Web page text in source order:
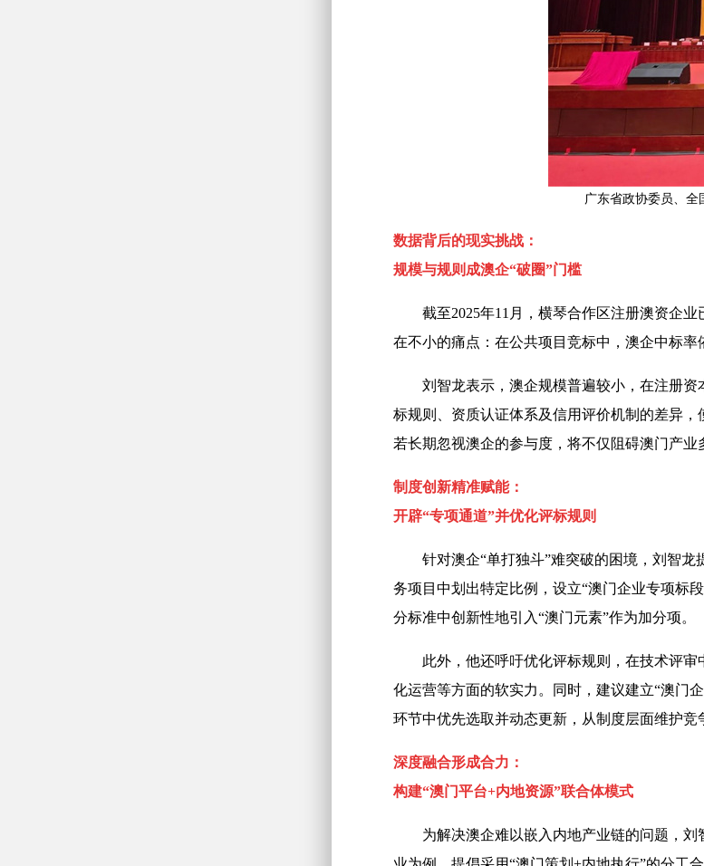
广东省政协委员、全
数据背后的现实挑战：
规模与规则成澳企“破圈”门槛
截至2025年11月，横琴合作区注册澳资企
在不小的痛点：在公共项目竞标中，澳企中标率
刘智龙表示，澳企规模普遍较小，在注册
标规则、资质认证体系及信用评价机制的差异
若长期忽视澳企的参与度，将不仅阻碍澳门产业
制度创新精准赋能：
开辟“专项通道”并优化评标规则
针对澳企“单打独斗”难突破的困境，刘智
务项目中划出特定比例，设立“澳门企业专项标
分标准中创新性地引入“澳门元素”作为加分项。
此外，他还呼吁优化评标规则，在技术评
化运营等方面的软实力。同时，建议建立“澳门
环节中优先选取并动态更新，从制度层面维护竞
深度融合形成合力：
构建“澳门平台+内地资源”联合体模式
为解决澳企难以嵌入内地产业链的问题，